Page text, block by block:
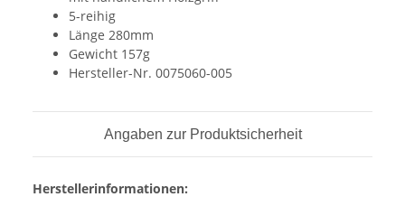
5-reihig
Länge 280mm
Gewicht 157g
Hersteller-Nr. 0075060-005
Angaben zur Produktsicherheit
Herstellerinformationen: